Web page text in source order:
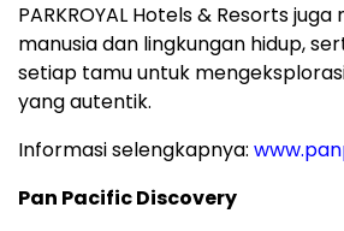
PARKROYAL Hotels & Resorts
manusia dan lingkungan hidup,
setiap tamu untuk
yang autentik.
Informasi selengkapnya:
Pan Pacific Discovery